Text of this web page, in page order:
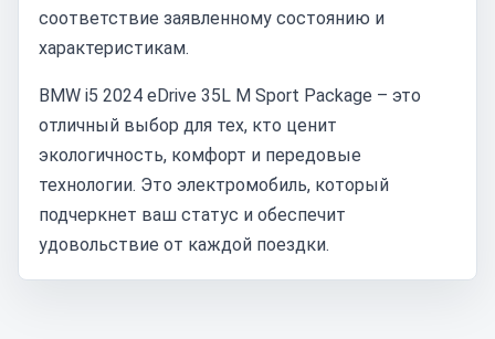
соответствие заявленному состоянию и
характеристикам.
BMW i5 2024 eDrive 35L M Sport Package – это
отличный выбор для тех, кто ценит
экологичность, комфорт и передовые
технологии. Это электромобиль, который
подчеркнет ваш статус и обеспечит
удовольствие от каждой поездки.